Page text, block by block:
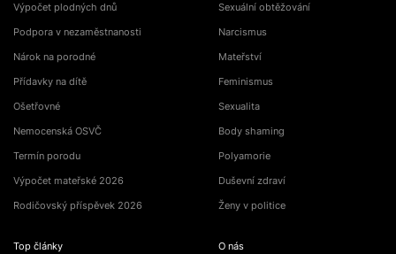
Výpočet plodných dnů
Podpora v nezaměstnanosti
Nárok na porodné
Přídavky na dítě
Ošetřovné
Nemocenská OSVČ
Termín porodu
Výpočet mateřské 2026
Rodičovský příspěvek 2026
Top články
Sexuální obtěžování
Narcismus
Mateřství
Feminismus
Sexualita
Body shaming
Polyamorie
Duševní zdraví
Ženy v politice
O nás